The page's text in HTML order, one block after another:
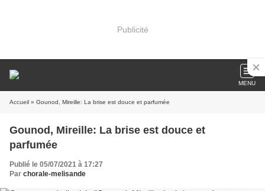
Publicité
MENU
Accueil » Gounod, Mireille: La brise est douce et parfumée
Gounod, Mireille: La brise est douce et
parfumée
Publié le 05/07/2021 à 17:27
Par chorale-melisande